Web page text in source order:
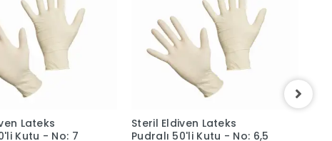
Lateks
Kutu - No: 7
Steril Eldiven Lateks
Pudralı 50'li Kutu - No: 6,5